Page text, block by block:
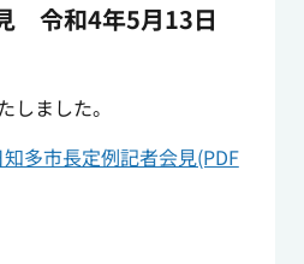
令和4年5月13日
しました。
多市長定例記者会見(PDF